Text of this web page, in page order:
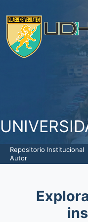
Repositorio Institucional
Autor